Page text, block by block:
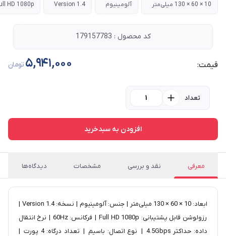
10 × 60 × 130 میلی‌متر آلومینیوم Version 1.4
HD 1080p
کد محصول : 179157783
قیمت: 5,941,000 تومان
تعداد
افزودن به سبدخرید
معرفی نقد و بررسی مشخصات دیدگاه‌ها
ابعاد: 10 × 60 × 130 میلی‌متر | جنس: آلومینیوم | نسخه: Version 1.4 |
رزولوشن قابل پشتیبانی: Full HD 1080p | فرکانس: 60Hz | نرخ انتقال
داده: حداکثر 4.5Gbps | نوع اتصال: باسیم | تعداد درگاه: 4 پورت |